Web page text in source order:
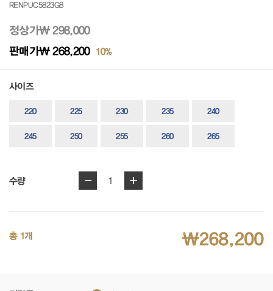
RENPUC5823G8
정상가₩ 298,000
판매가₩ 268,200 10%
사이즈
220 225 230 235 240
245 250 255 260 265
수량 - 1 +
총 1개 ₩268,200